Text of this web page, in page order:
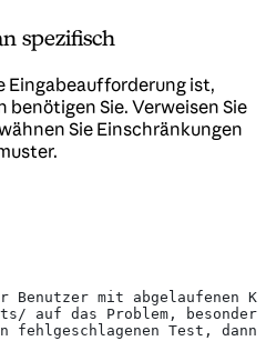
spezifisch
Eingabeaufforderung ist,
Sie. Verweisen Sie
Sie Einschränkungen
mit abgelaufenen
auf das Problem,
fehlgeschlagenen Test, dann